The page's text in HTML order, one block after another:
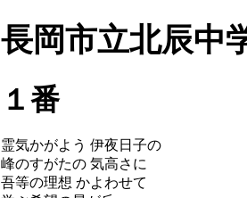
長岡市立北辰中
１番
霊気かがよう 伊夜日子の
峰のすがたの 気高さに
吾等の理想 かよわせて